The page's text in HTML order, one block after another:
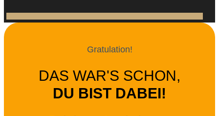
Gratulation!
DAS WAR'S SCHON,
DU BIST DABEI!